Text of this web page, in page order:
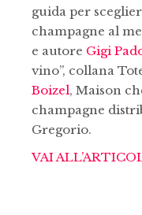
guida per
champagne al
e autore Gigi
vino”, collana
Boizel, Maison
champagne
Gregorio.
VAI